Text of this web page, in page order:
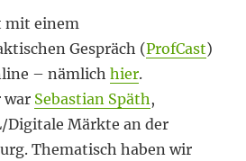
mit einem
Gespräch (ProfCast)
– nämlichhier.
war Sebastian Späth,
Digitale Märkte an der
Thematisch haben wir